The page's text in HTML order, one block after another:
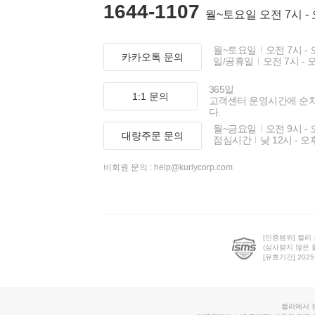
1644-1107 월~토요일 오전 7시 -
카카오톡 문의
월~토요일
오전 7시 -
일/공휴일
오전 7시 -
1:1 문의
365일
고객센터 운영시간에 순
다.
대량주문 문의
월~금요일
오전 9시 -
점심시간
낮 12시 - 오
비회원 문의 : help@kurlycorp.com
[인증범위] 컬리
(심사받지 않은
[유효기간]
컬리에서